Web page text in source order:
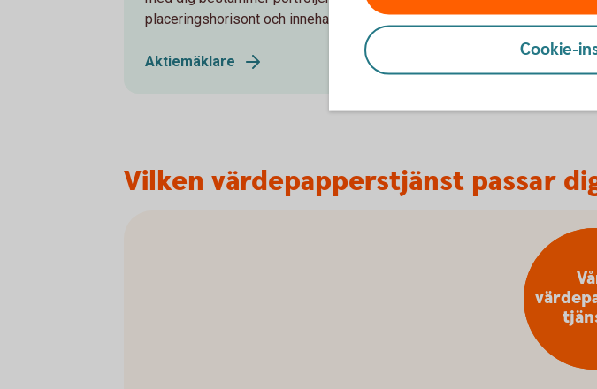
placeringshorisont och innehav.
Aktiemäklare
Vilken värdepapperstjänst passar
Cookie-